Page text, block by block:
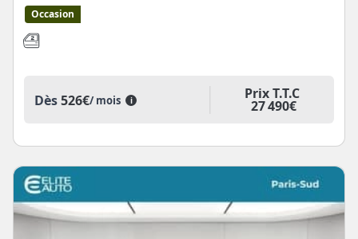
Occasion
Dès526€/ mois i Prix T.T.C
27 490€